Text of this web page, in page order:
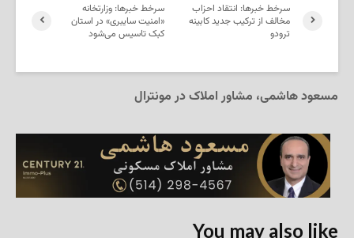
سرخط خبرها: وزارتخانه
«امنیت سایبری» در استان
کبک تاسیس می‌شود
سرخط خبرها: انتقاد احزاب
مخالف از ترکیب جدید کابینه
ترودو
مسعود هاشمی، مشاور املاک در مونترال
You may also like